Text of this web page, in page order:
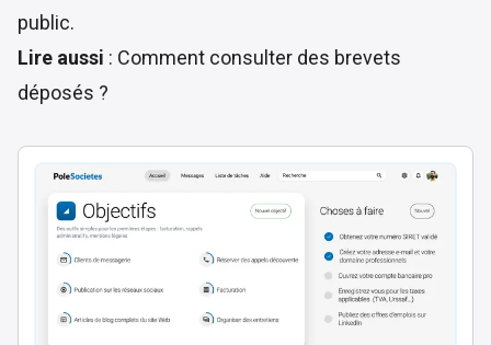
public.
Lire aussi : Comment consulter des brevets
déposés ?